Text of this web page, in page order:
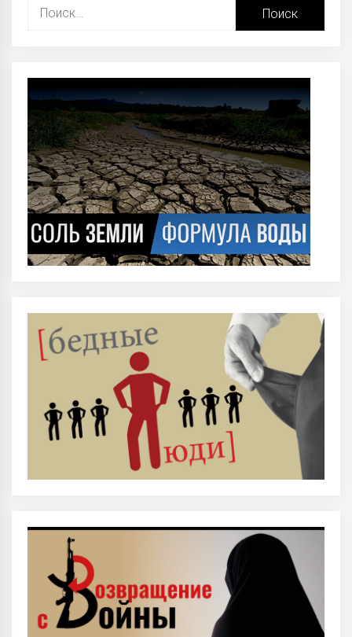
Найти: